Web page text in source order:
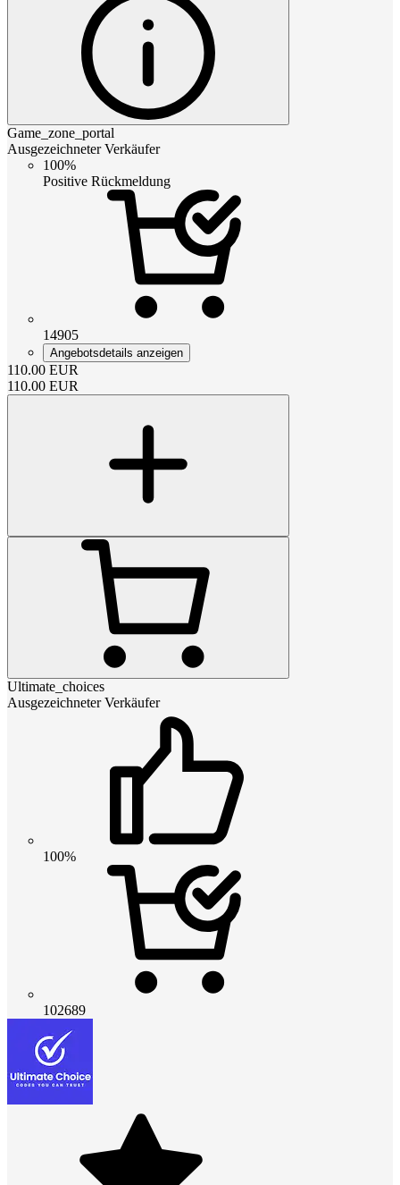
Game_zone_portal
Ausgezeichneter Verkäufer
100%
Positive Rückmeldung
14905
Angebotsdetails anzeigen
110.00 EUR
110.00 EUR
Ultimate_choices
Ausgezeichneter Verkäufer
100%
102689